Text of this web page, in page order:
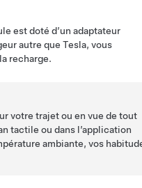
est doté d’un adaptateur
autre que Tesla, vous
recharge.
votre trajet ou en vue de tout
tactile ou dans l’application
ambiante, vos